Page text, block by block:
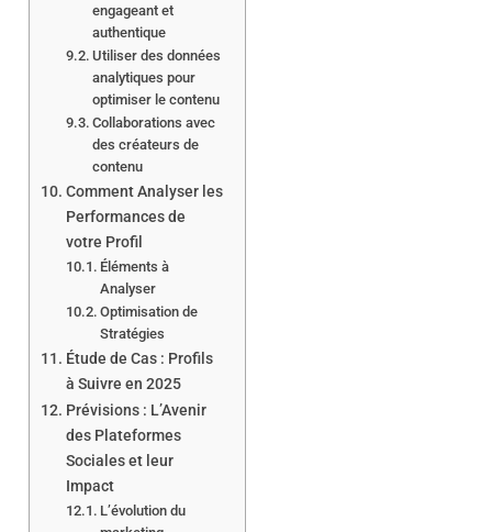
engageant et
authentique
Utiliser des données
analytiques pour
optimiser le contenu
Collaborations avec
des créateurs de
contenu
Comment Analyser les
Performances de
votre Profil
Éléments à
Analyser
Optimisation de
Stratégies
Étude de Cas : Profils
à Suivre en 2025
Prévisions : L’Avenir
des Plateformes
Sociales et leur
Impact
L’évolution du